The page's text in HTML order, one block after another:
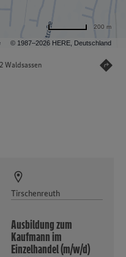
© 1987–2026 HERE, Deutschland
200 m
Waldsassen
Tirschenreuth
Ausbildung zum
Kaufmann im
Einzelhandel (m/w/d)